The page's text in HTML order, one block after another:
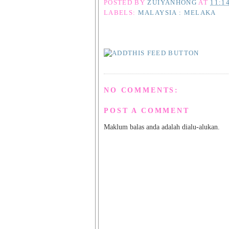
POSTED BY ZUIYANHONG AT
LABELS: MALAYSIA : MELAKA
NO COMMENTS:
POST A COMMENT
Maklum balas anda adalah dialu-alukan.